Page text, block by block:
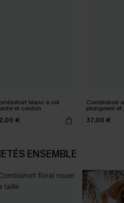
blanc à col
et cordon
€
Combishort
plongeant
37,00 €
ENSEMBLE